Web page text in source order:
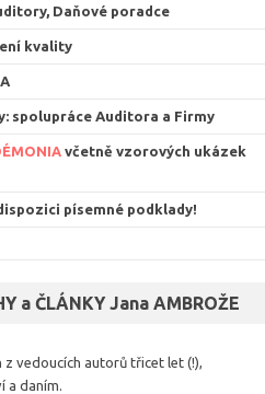
Daňové poradce
kvality
spolupráce Auditora a Firmy
včetně vzorových ukázek
písemné podklady!
a ČLÁNKY Jana AMBROŽE
vedoucích autorů třicet let (!),
a daním.